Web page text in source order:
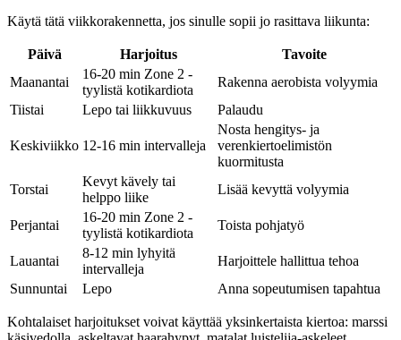
Käytä tätä viikkorakennetta, jos sinulle sopii jo rasittava liikunta:
Päivä Harjoitus
Tavoite
Maanantai
16-20 min Zone 2 -
tyylistä kotikardiota
Rakenna aerobista volyymia
Tiistai
Lepo tai liikkuvuus Palaudu
Keskiviikko 12-16 min intervalleja
Nosta hengitys- ja
verenkiertoelimistön
kuormitusta
Torstai
Kevyt kävely tai
helppo liike
Lisää kevyttä volyymia
Perjantai
16-20 min Zone 2 -
tyylistä kotikardiota
Toista pohjatyö
Lauantai
8-12 min lyhyitä
intervalleja
Harjoittele hallittua tehoa
Sunnuntai
Lepo Anna sopeutumisen tapahtua
Kohtalaiset harjoitukset voivat käyttää yksinkertaista kiertoa: marssi